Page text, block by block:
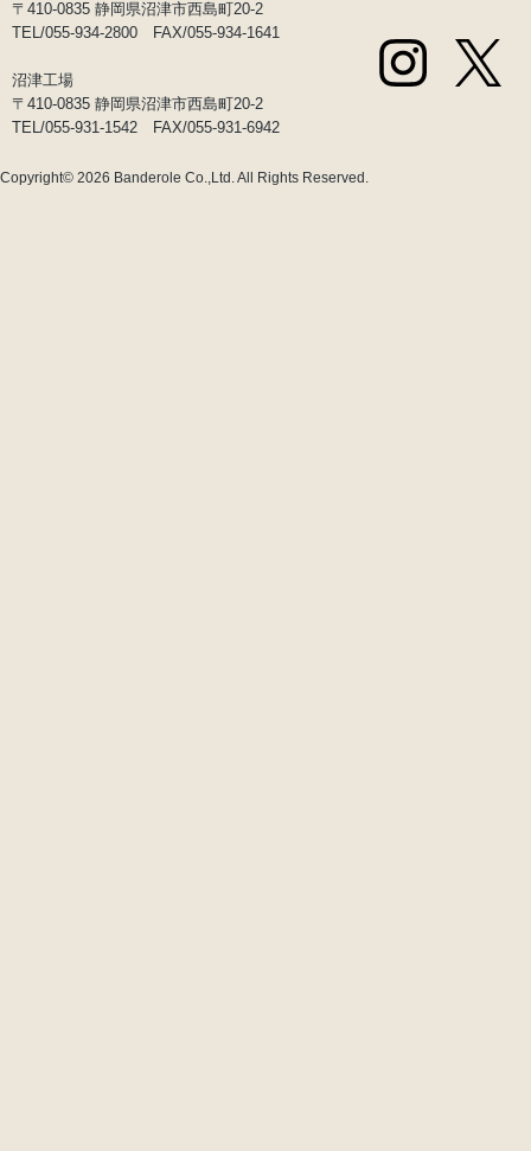
〒410-0835 静岡県沼津市西島町20-2
TEL/055-934-2800 FAX/055-934-1641
沼津工場
〒410-0835 静岡県沼津市西島町20-2
TEL/055-931-1542 FAX/055-931-6942
Copyright© 2026 Banderole Co.,Ltd.All Rights Reserved.